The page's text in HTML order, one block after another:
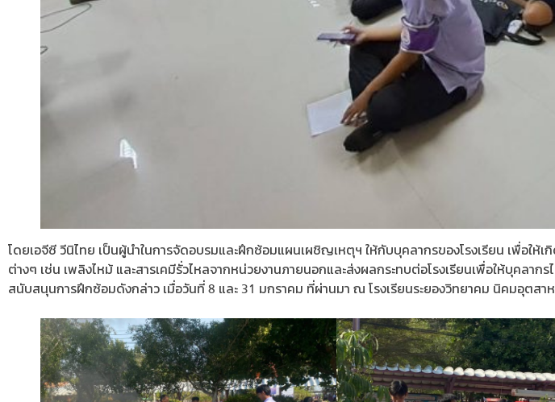
โดยเอจีซี วีนิไทย เป็นผู้นำในการจัดอบรมและฝึกซ้อมแผนเผชิญเหตุฯ ให้กับบุคลากรของโรงเรียน เพื่อใ
ต่างๆ เช่น เพลิงไหม้ และสารเคมีรั่วไหลจากหน่วยงานภายนอกและส่งผลกระทบต่อโรงเรียนเพื่อให้บุคล
สนับสนุนการฝึกซ้อมดังกล่าว เมื่อวันที่ 8 และ 31 มกราคม ที่ผ่านมา ณ โรงเรียนระยองวิทยาคม นิคมอุตสา